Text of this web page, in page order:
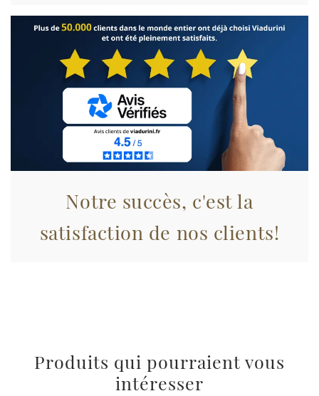
annunci, per fornire funzionalità dei social media e per
analizzare il nostro traffico. Condividiamo inoltre
informazioni sul modo in cui utilizza il nostro sito con i
nostri partner che si occupano di analisi dei dati web,
pubblicità e social media, i quali potrebbero combinarle
con altre informazioni che ha fornito loro o che hanno
raccolto dal suo utilizzo dei loro servizi.
Notre succès, c'est la
satisfaction de nos clients!
Produits qui pourraient vous
intéresser